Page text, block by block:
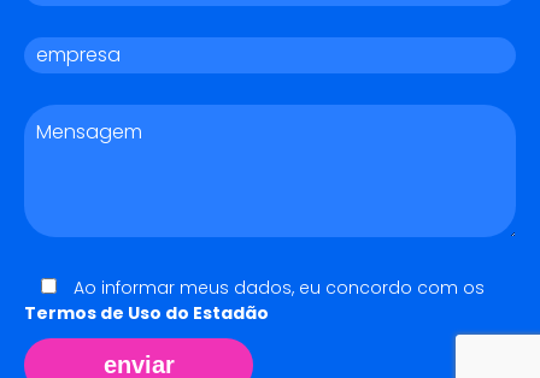
Ao informar meus dados, eu concordo com os
Termos de Uso do Estadão